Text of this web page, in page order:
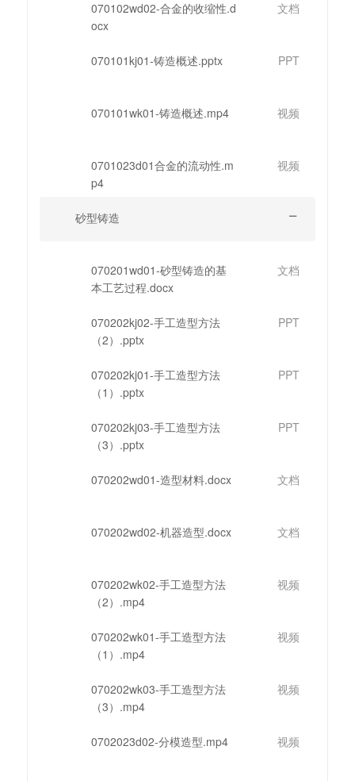
070102wd02-合金的收缩性.d
ocx
文档
070101kj01-铸造概述.pptx PPT
070101wk01-铸造概述.mp4 视频
0701023d01合金的流动性.m
p4
视频
砂型铸造
070201wd01-砂型铸造的基
本工艺过程.docx
文档
070202kj02-手工造型方法
（2）.pptx
PPT
070202kj01-手工造型方法
（1）.pptx
PPT
070202kj03-手工造型方法
（3）.pptx
PPT
070202wd01-造型材料.docx 文档
070202wd02-机器造型.docx 文档
070202wk02-手工造型方法
（2）.mp4
视频
070202wk01-手工造型方法
（1）.mp4
视频
070202wk03-手工造型方法
（3）.mp4
视频
0702023d02-分模造型.mp4 视频